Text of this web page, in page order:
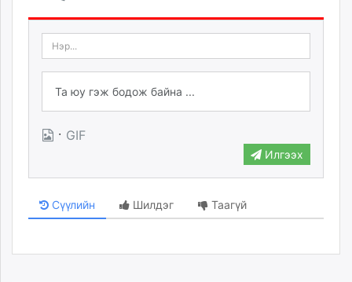
· GIF
Илгээх
Сүүлийн Шилдэг Таагүй